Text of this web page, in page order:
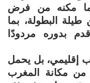
ما مكنه من فرض
البطولة، بما
بدوره مردودًا
إقليمي، بل يحمل
من مكانة المغرب